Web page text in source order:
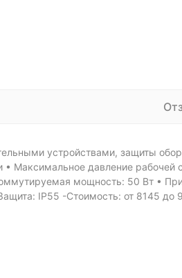
устройствами, защиты
• Максимальное давление
мощность: 50 Вт •
IP55 -Стоимость: от 8145 до